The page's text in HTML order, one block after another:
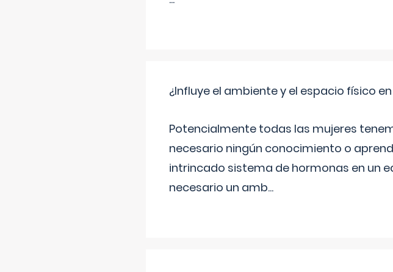
¿Influye el ambiente y el espacio físico
Potencialmente todas las mujeres
necesario ningún conocimiento o
intrincado sistema de hormonas en un
necesario un amb...